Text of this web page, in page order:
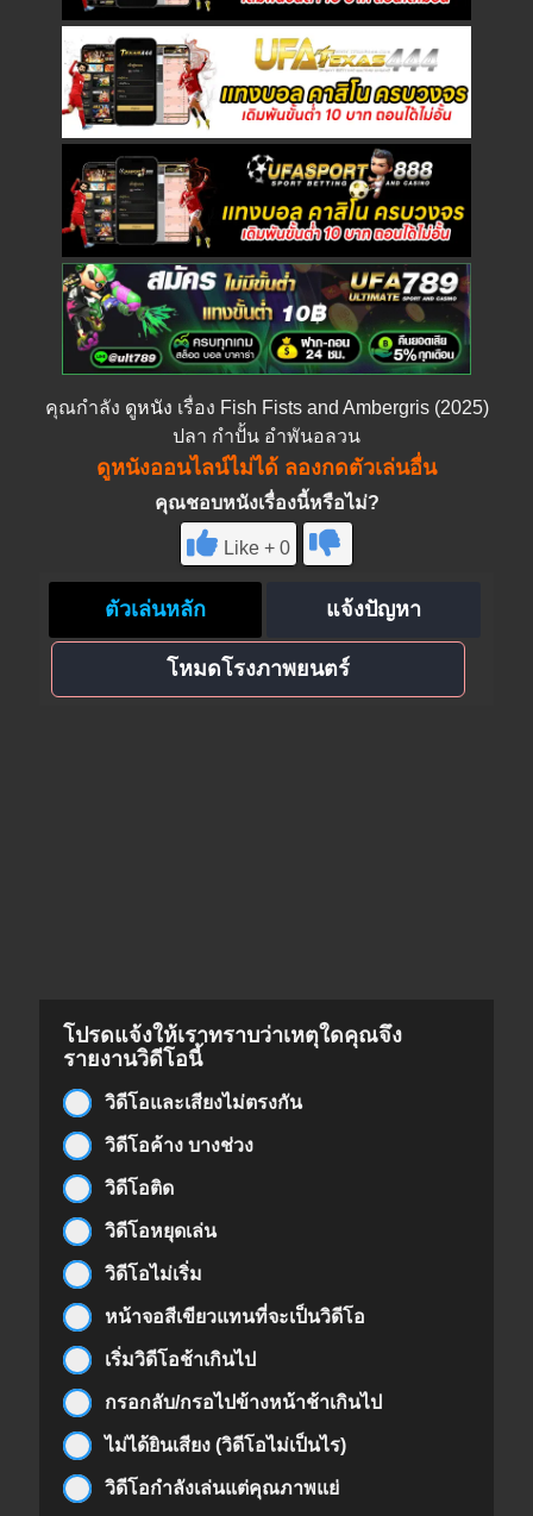
คุณกำลัง ดูหนัง เรื่อง Fish Fists and Ambergris (2025)
ปลา กำปั้น อำพันอลวน
ดูหนังออนไลน์ไม่ได้ ลองกดตัวเล่นอื่น
คุณชอบหนังเรื่องนี้หรือไม่?
Like + 0
ตัวเล่นหลัก แจ้งปัญหา
โหมดโรงภาพยนตร์
โปรดแจ้งให้เราทราบว่าเหตุใดคุณจึง
รายงานวิดีโอนี้
วิดีโอและเสียงไม่ตรงกัน
วิดีโอค้าง บางช่วง
วิดีโอติด
วิดีโอหยุดเล่น
วิดีโอไม่เริ่ม
หน้าจอสีเขียวแทนที่จะเป็นวิดีโอ
เริ่มวิดีโอช้าเกินไป
กรอกลับ/กรอไปข้างหน้าช้าเกินไป
ไม่ได้ยินเสียง (วิดีโอไม่เป็นไร)
วิดีโอกำลังเล่นแต่คุณภาพแย่